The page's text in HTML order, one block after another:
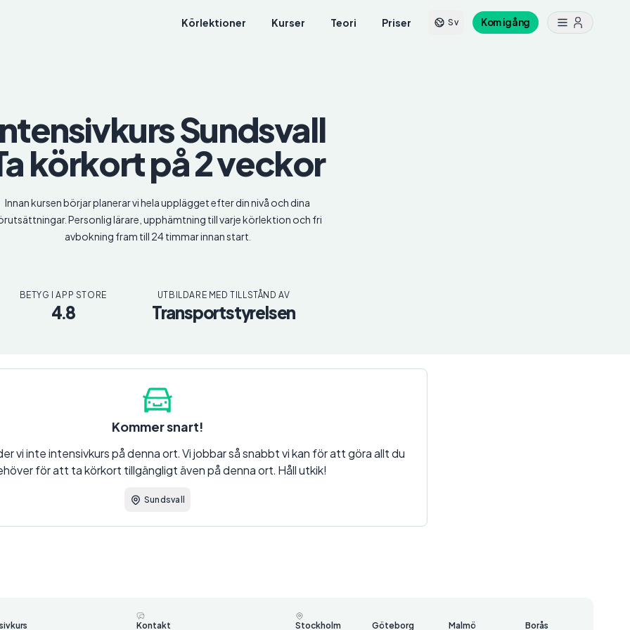
Körlektioner Kurser Teori Priser Sv Kom igång
Sundsvall
körkort på 2 veckor
Innan kursen börjar planerar vi hela upplägget efter din nivå och dina
Personlig lärare, upphämtning till varje körlektion och fri
avbokning fram till 24 timmar innan start.
BETYG I APP STORE
4.8
UTBILDARE MED TILLSTÅND AV
Transportstyrelsen
Kommer snart!
vi inte intensivkurs på denna ort. Vi jobbar så snabbt vi kan för att göra allt du
för att ta körkort tillgängligt även på denna ort. Håll utkik!
Sundsvall
Kontakt Stockholm Göteborg Malmö Borås